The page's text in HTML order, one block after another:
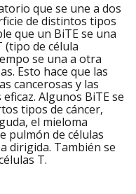
que se une a dos
de distintos tipos
que un BiTE se una
(tipo de célula
se una a otra
Esto hace que las
cancerosas y las
Algunos BiTE se
tipos de cáncer,
el mieloma
pulmón de células
dirigida. También se
T.